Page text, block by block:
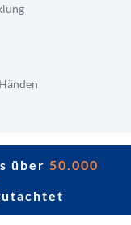
über 50.000